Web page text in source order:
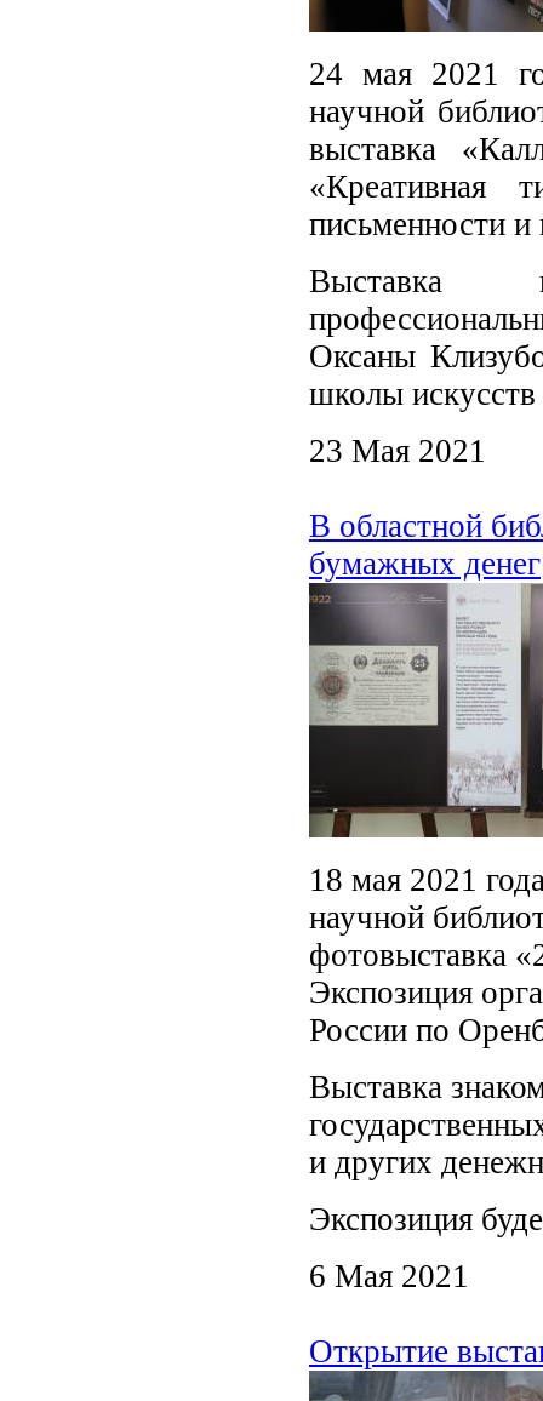
24 мая 2021
научной
выставка
«Креативная
письменности и
Выставка
Оксаны
школы
23 Мая 2021
В областной
бумажных денег
18 мая 2021
научной
фотовыставка
Экспозиция
России по
Выставка
и других
Экспозиция
6 Мая 2021
Открытие